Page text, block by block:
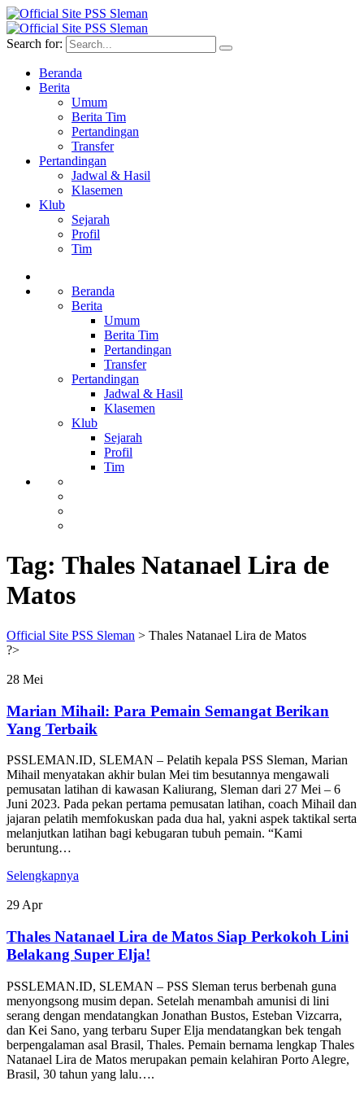
Search for:
Beranda
Berita
Umum
Berita Tim
Pertandingan
Transfer
Pertandingan
Jadwal & Hasil
Klasemen
Klub
Sejarah
Profil
Tim
Beranda
Berita
Umum
Berita Tim
Pertandingan
Transfer
Pertandingan
Jadwal & Hasil
Klasemen
Klub
Sejarah
Profil
Tim
Tag: Thales Natanael Lira de
Matos
Official Site PSS Sleman > Thales Natanael Lira de Matos
?>
28 Mei
Marian Mihail: Para Pemain Semangat Berikan
Yang Terbaik
PSSLEMAN.ID, SLEMAN – Pelatih kepala PSS Sleman, Marian
Mihail menyatakan akhir bulan Mei tim besutannya mengawali
pemusatan latihan di kawasan Kaliurang, Sleman dari 27 Mei – 6
Juni 2023. Pada pekan pertama pemusatan latihan, coach Mihail dan
jajaran pelatih memfokuskan pada dua hal, yakni aspek taktikal serta
melanjutkan latihan bagi kebugaran tubuh pemain. “Kami
beruntung…
Selengkapnya
29 Apr
Thales Natanael Lira de Matos Siap Perkokoh Lini
Belakang Super Elja!
PSSLEMAN.ID, SLEMAN – PSS Sleman terus berbenah guna
menyongsong musim depan. Setelah menambah amunisi di lini
serang dengan mendatangkan Jonathan Bustos, Esteban Vizcarra,
dan Kei Sano, yang terbaru Super Elja mendatangkan bek tengah
berpengalaman asal Brasil, Thales. Pemain bernama lengkap Thales
Natanael Lira de Matos merupakan pemain kelahiran Porto Alegre,
Brasil, 30 tahun yang lalu….